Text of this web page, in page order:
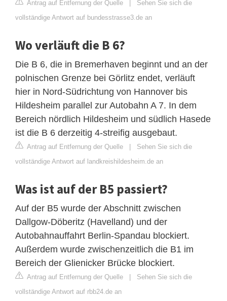
Antrag auf Entfernung der Quelle
Sehen Sie sich die
vollständige Antwort auf bundesstrasse3.de an
Wo verläuft die B 6?
Die B 6, die in Bremerhaven beginnt und an der
polnischen Grenze bei Görlitz endet, verläuft
hier in Nord-Südrichtung von Hannover bis
Hildesheim parallel zur Autobahn A 7. In dem
Bereich nördlich Hildesheim und südlich Hasede
ist die B 6 derzeitig 4-streifig ausgebaut.
Antrag auf Entfernung der Quelle | Sehen Sie sich die
vollständige Antwort auf landkreishildesheim.de an
Was ist auf der B5 passiert?
Auf der B5 wurde der Abschnitt zwischen
Dallgow-Döberitz (Havelland) und der
Autobahnauffahrt Berlin-Spandau blockiert.
Außerdem wurde zwischenzeitlich die B1 im
Bereich der Glienicker Brücke blockiert.
Antrag auf Entfernung der Quelle | Sehen Sie sich die
vollständige Antwort auf rbb24.de an